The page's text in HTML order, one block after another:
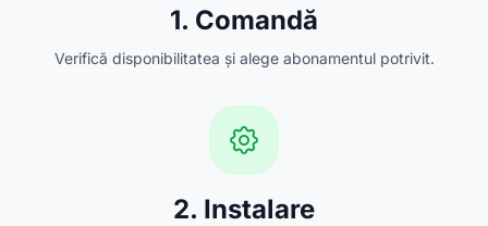
1. Comandă
Verifică disponibilitatea și alege abonamentul potrivit.
2. Instalare